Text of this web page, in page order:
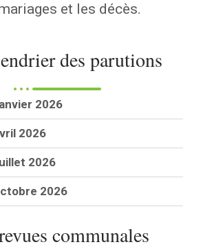
et les décès.
des parutions
2026
2026
2026
2026
communales